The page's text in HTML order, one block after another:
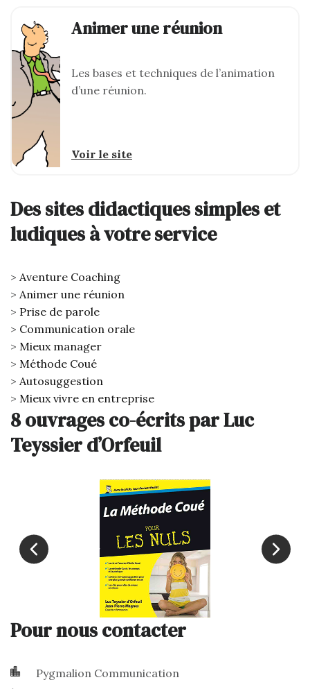
Animer une réunion
Les bases et techniques de l’animation
d’une réunion.
Voir le site
Des sites didactiques simples et
ludiques à votre service
Aventure Coaching
Animer une réunion
Prise de parole
Communication orale
Mieux manager
Méthode Coué
Autosuggestion
Mieux vivre en entreprise
8 ouvrages co-écrits par Luc
Teyssier d’Orfeuil
Pour nous contacter
Pygmalion Communication